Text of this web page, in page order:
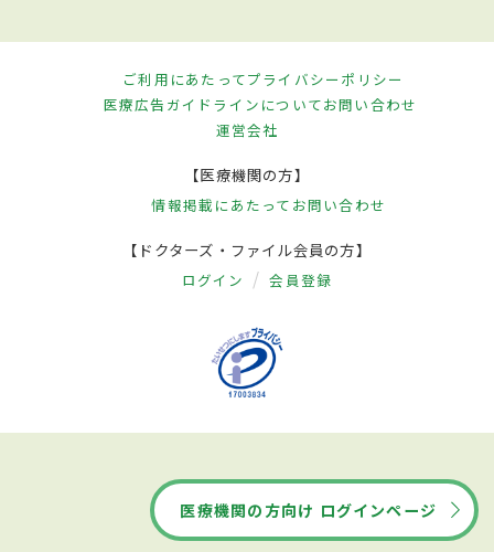
ご利用にあたってプライバシーポリシー
医療広告ガイドラインについてお問い合わせ
運営会社
【医療機関の方】
情報掲載にあたって お問い合わせ
【ドクターズ・ファイル会員の方】
ログイン 会員登録
医療機関の方向け ログインページ